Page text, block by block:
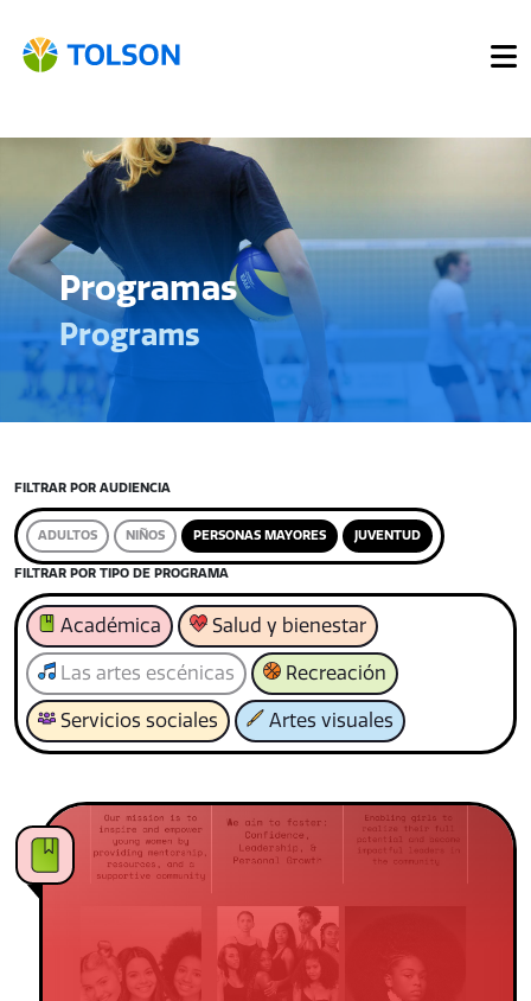
Programas
Programs
FILTRAR POR AUDIENCIA
ADULTOS NIÑOS PERSONAS MAYORES JUVENTUD
FILTRAR POR TIPO DE PROGRAMA
Académica Salud y bienestar
Las artes escénicas Recreación
Servicios sociales Artes visuales